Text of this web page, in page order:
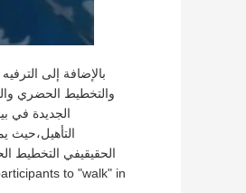
بالإضافة إلى
والتخطيط الحضري
الجديدة في
التأهيل،حيث
to "walk" in